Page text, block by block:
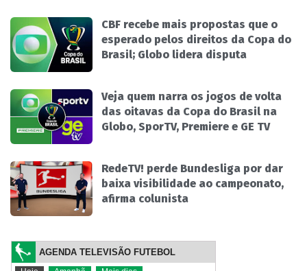
CBF recebe mais propostas que o
esperado pelos direitos da Copa do
Brasil; Globo lidera disputa
Veja quem narra os jogos de volta
das oitavas da Copa do Brasil na
Globo, SporTV, Premiere e GE TV
RedeTV! perde Bundesliga por dar
baixa visibilidade ao campeonato,
afirma colunista